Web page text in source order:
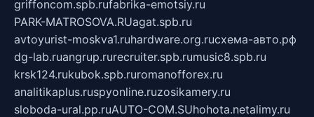
griffoncom.spb.rufabrika-emotsiy.ru
PARK-MATROSOVA.RUagat.spb.ru
avtoyurist-moskva1.ruhardware.org.ruсхема-авто.рф
dg-lab.ruangrup.rurecruiter.spb.rumusic8.spb.ru
krsk124.rukubok.spb.ruromanofforex.ru
analitikaplus.ruspyonline.ruzosikamery.ru
sloboda-ural.pp.ruAUTO-COM.SUhohota.netalimy.ru